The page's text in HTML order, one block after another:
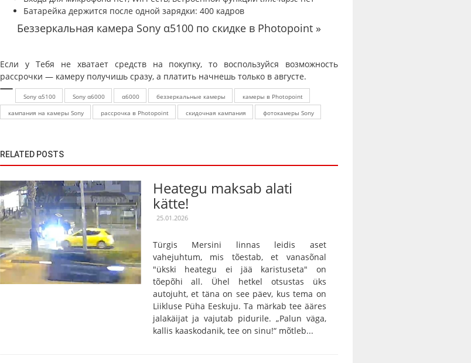
Батарейка держится после одной зарядки: 400 кадров
Беззеркальная камера Sony α5100 по скидке в Photopoint »
Если у Тебя не хватает средств на покупку, то воспользуйся возможность
рассрочки — камеру получишь сразу, а платить начнешь только в августе.
Sony α5100 Sony α6000 α6000 беззеркальные камеры
камеры в Photopoint
кампания на камеры Sony
рассрочка в Photopoint скидочная кампания фотокамеры Sony
RELATED POSTS
Heategu maksab alati
kätte!
25.01.2026
Türgis Mersini linnas leidis aset
vahejuhtum, mis tõestab, et vanasõnal
"ükski heategu ei jää karistuseta" on
tõepõhi all. Ühel hetkel otsustas üks
autojuht, et täna on see päev, kus tema on
Liikluse Püha Eeskuju. Ta märkab tee ääres
jalakäijat ja vajutab pidurile. „Palun väga,
kallis kaaskodanik, tee on sinu!“ mõtleb...